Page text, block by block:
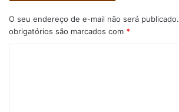
O seu endereço de e-mail não será publicado.
obrigatórios são marcados com *